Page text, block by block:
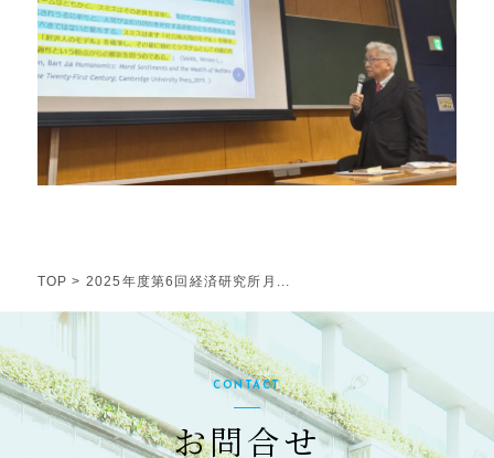
TOP > 2025年度第6回経済研究所月...
CONTACT
お問合せ